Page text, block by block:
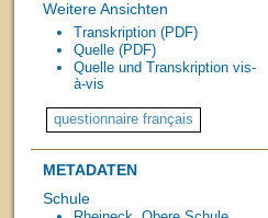
Weitere Ansichten
Transkription (PDF)
Quelle (PDF)
Quelle und Transkription vis-
à-vis
METADATEN
Schule